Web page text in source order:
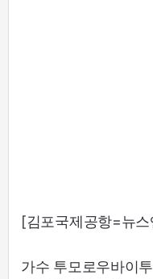
[김포국제공항=뉴
가수 투모로우바이